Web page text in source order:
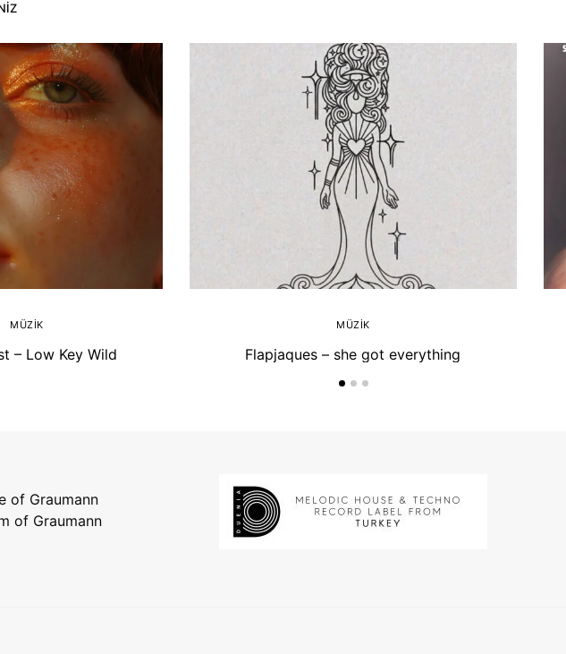
MÜZIK
– Low Key Wild
MÜZIK
Flapjaques – she got everything
of Graumann
of Graumann